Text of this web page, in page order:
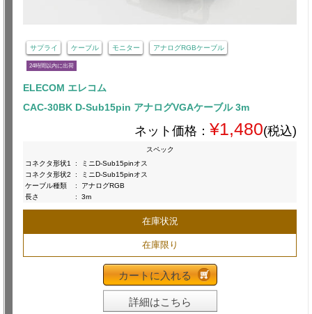
サプライ ケーブル モニター アナログRGBケーブル
24時間以内に出荷
ELECOM エレコム
CAC-30BK D-Sub15pin アナログVGAケーブル 3m
ネット価格： ¥1,480(税込)
スペック
コネクタ形状1
:
ミニD-Sub15pinオス
コネクタ形状2
:
ミニD-Sub15pinオス
ケーブル種類
:
アナログRGB
長さ
: 3m
在庫状況
在庫限り
カートに入れる
詳細はこちら